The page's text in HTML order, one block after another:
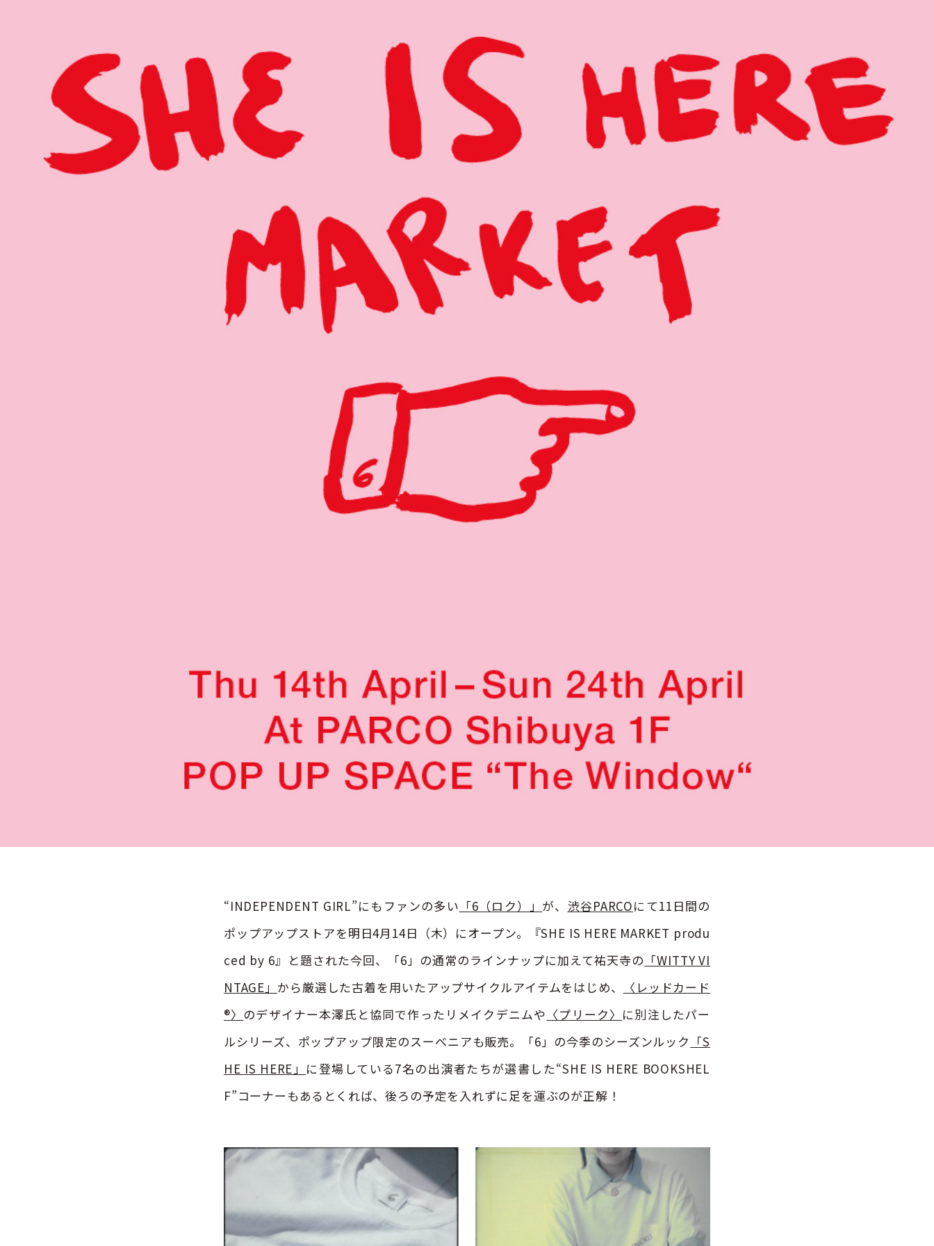
“INDEPENDENT GIRL”にもファンの多い 「6（ロク）」 が、 渋谷PARCOにて11日間の
ポップアップストアを明日4月14日（木）にオープン。『SHE IS HERE MARKET produ
ced by 6』と題された今回、「6」の通常のラインナップに加えて祐天寺の 「WITTY VI
NTAGE」 から厳選した古着を用いたアップサイクルアイテムをはじめ、
〈レッドカード
®〉 のデザイナー本澤氏と協同で作ったリメイクデニムや 〈プリーク〉 に別注したパー
ルシリーズ、ポップアップ限定のスーベニアも販売。「6」の今季のシーズンルック 「S
HE IS HERE」 に登場している7名の出演者たちが選書した“SHE IS HERE BOOKSHEL
F”コーナーもあるとくれば、後ろの予定を入れずに足を運ぶのが正解！